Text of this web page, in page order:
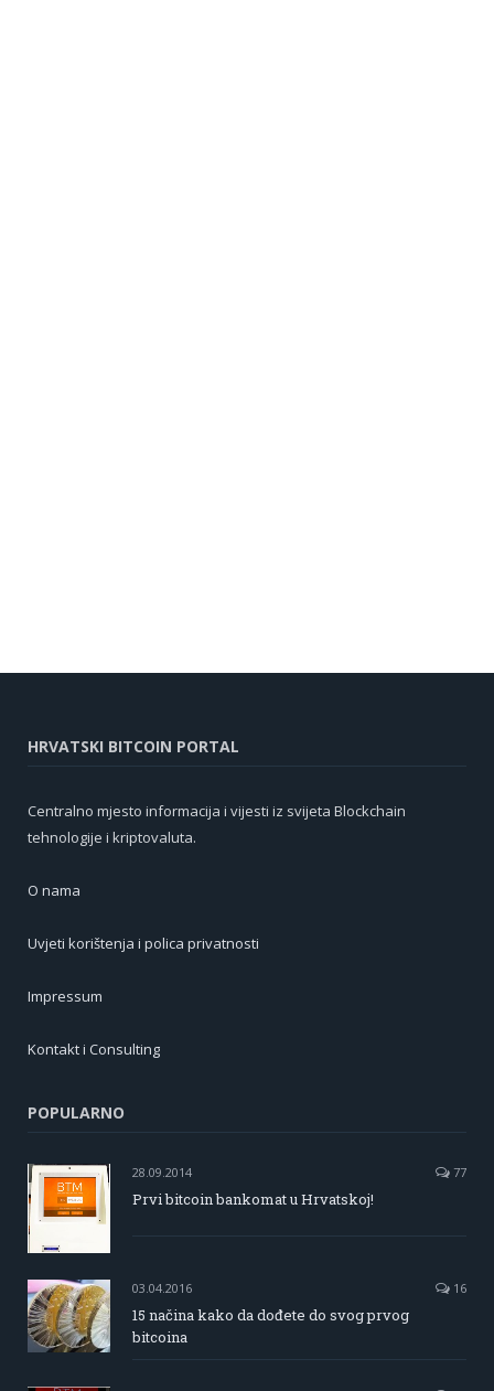
HRVATSKI BITCOIN PORTAL
Centralno mjesto informacija i vijesti iz svijeta Blockchain
tehnologije i kriptovaluta.
O nama
Uvjeti korištenja i polica privatnosti
Impressum
Kontakt i Consulting
POPULARNO
28.09.2014 77
Prvi bitcoin bankomat u Hrvatskoj!
03.04.2016 16
15 načina kako da dođete do svog prvog
bitcoina